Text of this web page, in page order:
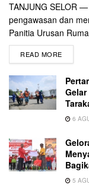
TANJUNG SELOR
pengawasan dan
Panitia Urusan
READ MORE
6
5